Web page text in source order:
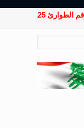
الطوارئ 125